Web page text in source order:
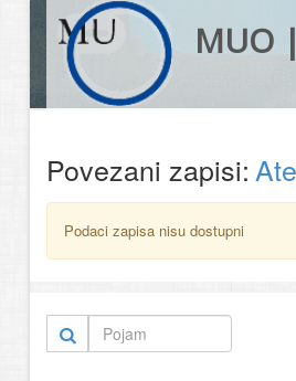
MUO
Povezani zapisi:
Podaci zapisa nisu dostupni